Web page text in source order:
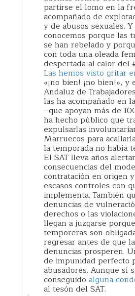
partirse el lomo en la
acompañado de
y de abusos sexuales.
conocemos porque las
se han rebelado y
con toda una oleada
despertada al calor del
Las hemos visto gritar
«¡no bien! ¡no bien!», y
Andaluz de
las ha acompañado en
–que apoyan más de
ha hecho público que
expulsarlas
Marruecos para
la temporada no había
El SAT lleva años
consecuencias del
contratación en origen
escasos controles con
implementa. También
denuncias de
derechos o las
llegan a juzgarse
temporeras son
regresar antes de que
denuncias prosperen.
de impunidad perfecto
abusadores. Aunque sí
conseguido alguna
al tesón del SAT.